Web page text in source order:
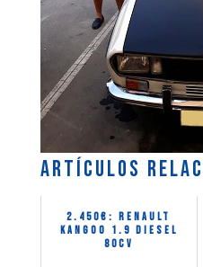
Artículos
2.450€: Renault
Kangoo 1.9 Diesel
80CV